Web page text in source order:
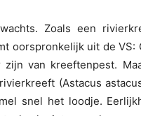
Zoals een
oorspronkelijk uit de VS:
zijn van kreeftenpest.
(Astacus
snel het loodje.